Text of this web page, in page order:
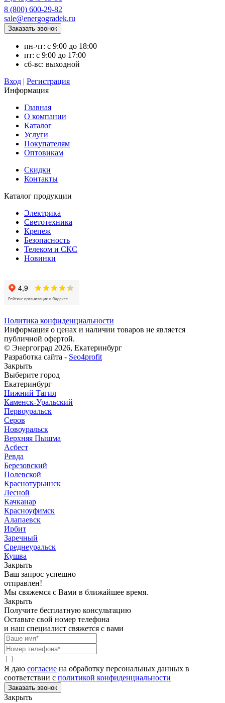
8 (800) 600-29-82
sale@energogradek.ru
пн-чт: с 9:00 до 18:00
пт: с 9:00 до 17:00
сб-вс: выходной
Вход | Регистрация
Информация
Главная
О компании
Каталог
Услуги
Покупателям
Оптовикам
Скидки
Контакты
Каталог продукции
Электрика
Светотехника
Крепеж
Безопасность
Телеком и СКС
Новинки
Политика конфиденциальности
Информация о ценах и наличии товаров не является
публичной офертой.
© Энергоград 2026, Екатеринбург
Разработка сайта - Seo4profit
Закрыть
Выберите город
Екатеринбург
Нижний Тагил
Каменск-Уральский
Первоуральск
Серов
Новоуральск
Верхняя Пышма
Асбест
Ревда
Березовский
Полевской
Краснотурьинск
Лесной
Качканар
Красноуфимск
Алапаевск
Ирбит
Заречный
Среднеуральск
Кушва
Закрыть
Ваш запрос успешно
отправлен!
Мы свяжемся с Вами в ближайшее время.
Закрыть
Получите бесплатную консультацию
Оставьте свой номер телефона
и наш специалист свяжется с вами
Я даю согласие на обработку персональных данных в
соответствии с политикой конфиденциальности
Закрыть